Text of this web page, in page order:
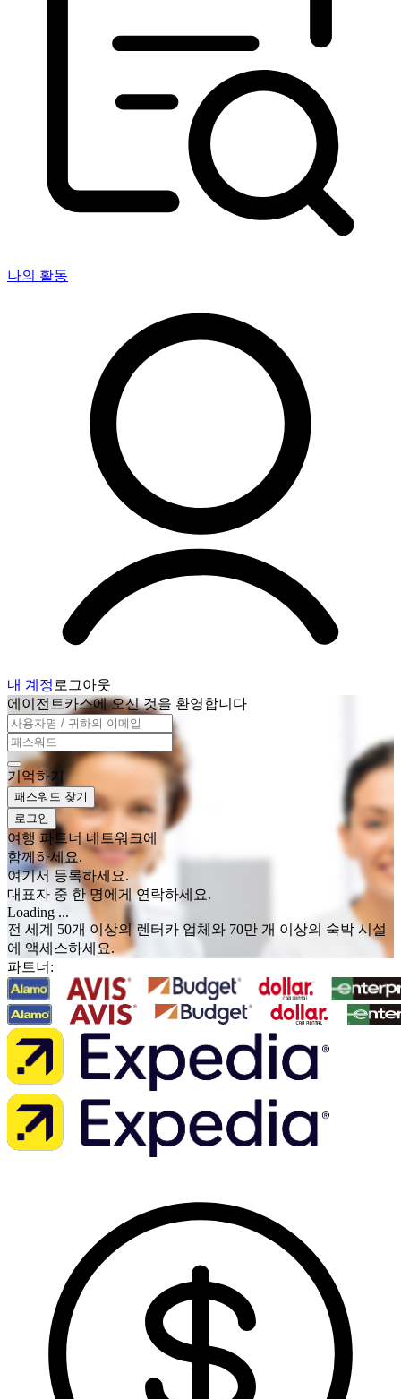
나의 활동
내 계정 로그아웃
에이전트카스에 오신 것을 환영합니다
기억하기
패스워드 찾기
로그인
여행 파트너 네트워크에
함께하세요.
여기서 등록하세요.
대표자 중 한 명에게 연락하세요.
Loading ...
전 세계 50개 이상의 렌터카 업체와 70만 개 이상의 숙박 시설
에 액세스하세요.
파트너: